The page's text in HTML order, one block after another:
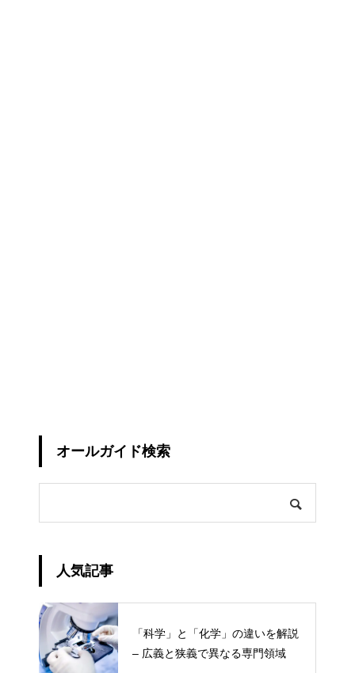
オールガイド検索
人気記事
「科学」と「化学」の違いを解説
– 広義と狭義で異なる専門領域